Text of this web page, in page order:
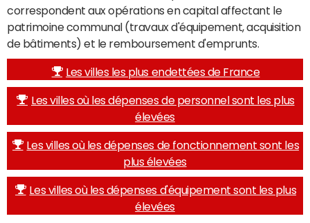
correspondent aux opérations en capital affectant le
patrimoine communal (travaux d'équipement, acquisition
de bâtiments) et le remboursement d'emprunts.
Les villes les plus endettées de France
Les villes où les dépenses de personnel sont les plus
élevées
Les villes où les dépenses de fonctionnement sont les
plus élevées
Les villes où les dépenses d'équipement sont les plus
élevées